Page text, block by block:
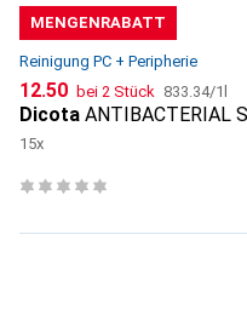
MENGENRABATT
Reinigung PC + Peripherie
CHF
12.50 bei 2 Stück CHF
833.34/1l
Dicota ANTIBACTERIAL
15x